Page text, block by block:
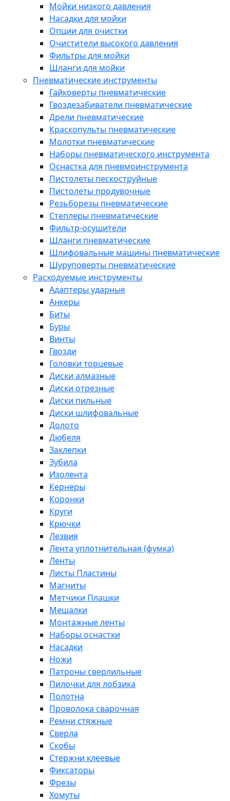
Мойки низкого давления
Насадки для мойки
Опции для очистки
Очистители высокого давления
Фильтры для мойки
Шланги для мойки
Пневматические инструменты
Гайковерты пневматические
Гвоздезабиватели пневматические
Дрели пневматические
Краскопульты пневматические
Молотки пневматические
Наборы пневматического инструмента
Оснастка для пневмоинструмента
Пистолеты пескоструйные
Пистолеты продувочные
Резьборезы пневматические
Степлеры пневматические
Фильтр-осушители
Шланги пневматические
Шлифовальные машины пневматические
Шуруповерты пневматические
Расходуемые инструменты
Адаптеры ударные
Анкеры
Биты
Буры
Винты
Гвозди
Головки торцевые
Диски алмазные
Диски отрезные
Диски пильные
Диски шлифовальные
Долото
Дюбеля
Заклепки
Зубила
Изолента
Кернеры
Коронки
Круги
Крючки
Лезвия
Лента уплотнительная (фумка)
Ленты
Листы Пластины
Магниты
Метчики Плашки
Мешалки
Монтажные ленты
Наборы оснастки
Насадки
Ножи
Патроны сверлильные
Пилочки для лобзика
Полотна
Проволока сварочная
Ремни стяжные
Сверла
Скобы
Стержни клеевые
Фиксаторы
Фрезы
Хомуты